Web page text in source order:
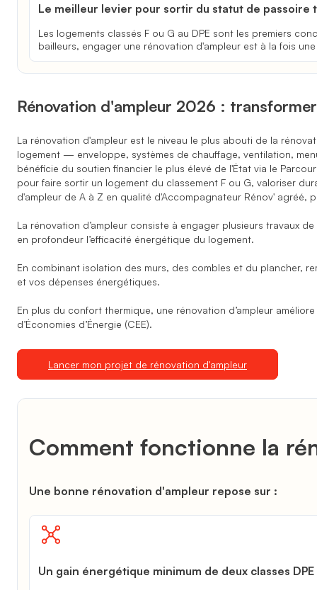
Le meilleur levier pour sortir du statut de passoire
Les logements classés F ou G au DPE sont les premiers
bailleurs, engager une rénovation d'ampleur est à la fois
Rénovation d'ampleur 2026 :
La rénovation d'ampleur est le niveau le plus abouti de la
logement — enveloppe, systèmes de chauffage, ventilation,
bénéficie du soutien financier le plus élevé de l'État via le
pour faire sortir un logement du classement F ou G, valoriser
d'ampleur de A à Z en qualité d'Accompagnateur Rénov'
La rénovation d’ampleur consiste à engager plusieurs travaux
en profondeur l’efficacité énergétique du logement.
En combinant isolation des murs, des combles et du plancher,
et vos dépenses énergétiques.
En plus du confort thermique, une rénovation d’ampleur
d’Économies d’Énergie (CEE).
Lancer mon projet de rénovation d'ampleur
Comment fonctionne la
Une bonne rénovation d'ampleur repose sur :
Un gain énergétique minimum de deux classes